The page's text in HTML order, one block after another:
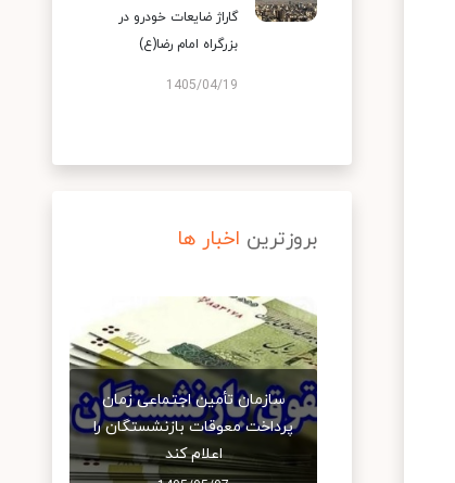
گاراژ ضایعات خودرو در
بزرگراه امام رضا(ع)
1405/04/19
بروزترین اخبار ها
سازمان تأمین اجتماعی زمان
پرداخت معوقات بازنشستگان را
اعلام کند